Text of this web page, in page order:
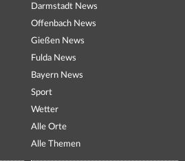
Darmstadt News
Offenbach News
Gießen News
Fulda News
Bayern News
Sport
Wetter
Alle Orte
Alle Themen